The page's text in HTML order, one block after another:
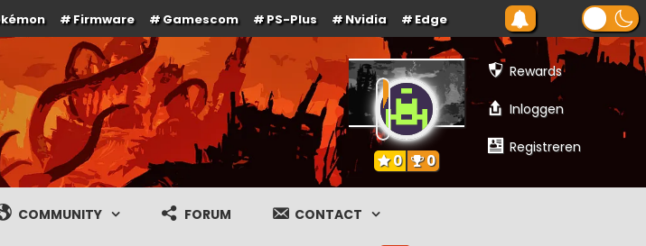
Firmware Gamescom PS-Plus Nvidia Edge
Rewards
Inloggen
Registreren
0 0
COMMUNITY FORUM CONTACT